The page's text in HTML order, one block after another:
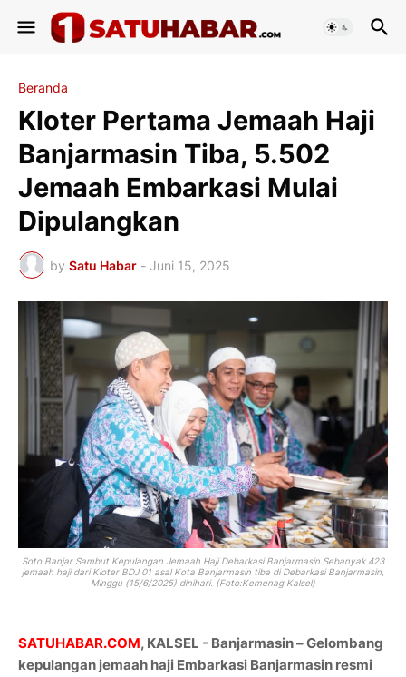
Beranda
Kloter Pertama Jemaah Haji
Banjarmasin Tiba, 5.502
Jemaah Embarkasi Mulai
Dipulangkan
by Satu Habar - Juni 15, 2025
Soto Banjar Sambut Kepulangan Jemaah Haji Debarkasi Banjarmasin. Sebanyak 423
jemaah haji dari Kloter BDJ 01 asal Kota Banjarmasin tiba di Debarkasi Banjarmasin,
Minggu (15/6/2025) dinihari. (Foto:Kemenag Kalsel)
SATUHABAR.COM, KALSEL - Banjarmasin – Gelombang
kepulangan jemaah haji Embarkasi Banjarmasin resmi